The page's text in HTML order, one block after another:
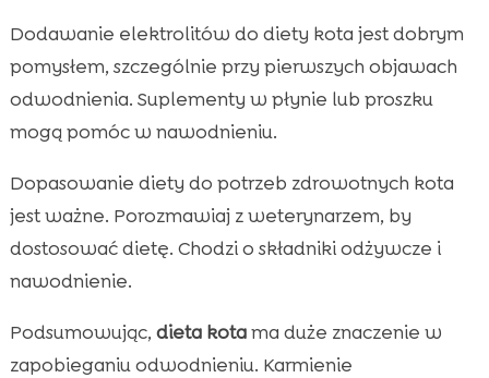
Dodawanie elektrolitów do diety kota jest dobrym
pomysłem, szczególnie przy pierwszych objawach
odwodnienia. Suplementy w płynie lub proszku
mogą pomóc w nawodnieniu.
Dopasowanie diety do potrzeb zdrowotnych kota
jest ważne. Porozmawiaj z weterynarzem, by
dostosować dietę. Chodzi o składniki odżywcze i
nawodnienie.
Podsumowując, dieta kotama duże znaczenie w
zapobieganiu odwodnieniu. Karmienie